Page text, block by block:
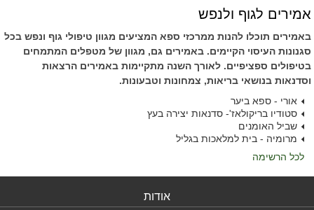
אמירים לגוף ולנפש
באמירים תוכלו להנות ממרכזי ספא המציעים מגוון טיפולי גוף ונפש בכל
סגנונות העיסוי הקיימים. באמירים גם, מגוון של מטפלים המתמחים
בטיפולים ספציפיים. לאורך השנה מתקיימות באמירים הרצאות
וסדנאות בנושאי בריאות, צמחונות וטבעונות.
אורי - ספא ביער
סטודיו בריקולאז'- סדנאות יצירה בעץ
שביל האומנים
מרומיה - בית למלאכות בגליל
לכל הרשימה
אודות